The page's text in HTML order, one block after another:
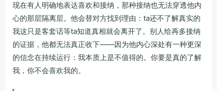
现在有人明确地表达喜欢和接纳，那种接纳也无法穿透他内
心的那层隔离层。他会替对方找到理由：ta还不了解真实的
我这只是客套话等ta知道真相就会离开了。别人给再多接纳
的证据，他都无法真正收下——因为他内心深处有一种更深
的信念在持续运行：我本质上是不值得的。你要是真的了解
我，你不会喜欢我的。